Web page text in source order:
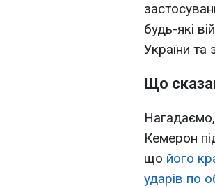
будь-які
України та
Що
Кемерон
що його
ударів по